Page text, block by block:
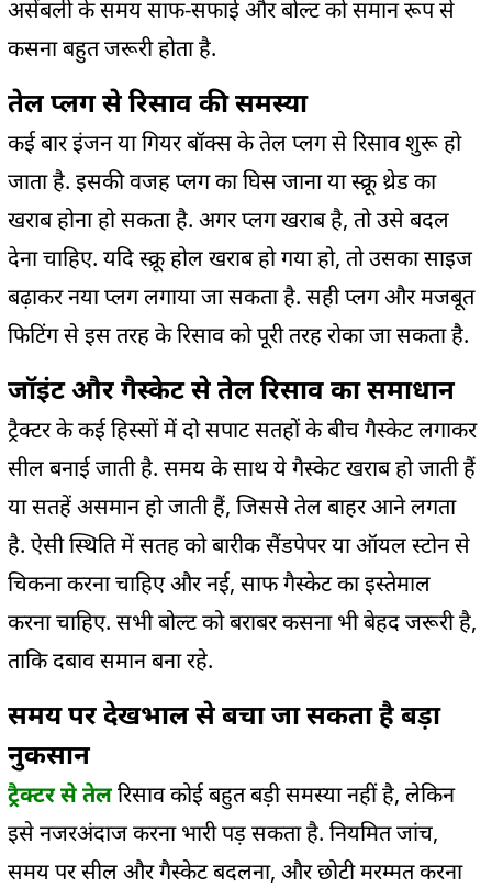
असेंबली के समय साफ-सफाई और बोल्ट को समान रूप से
कसना बहुत जरूरी होता है.
तेल प्लग से रिसाव की समस्या
कई बार इंजन या गियर बॉक्स के तेल प्लग से रिसाव शुरू हो
जाता है. इसकी वजह प्लग का घिस जाना या स्क्रू थ्रेड का
खराब होना हो सकता है. अगर प्लग खराब है, तो उसे बदल
देना चाहिए. यदि स्क्रू होल खराब हो गया हो, तो उसका साइज
बढ़ाकर नया प्लग लगाया जा सकता है. सही प्लग और मजबूत
फिटिंग से इस तरह के रिसाव को पूरी तरह रोका जा सकता है.
जॉइंट और गैस्केट से तेल रिसाव का समाधान
ट्रैक्टर के कई हिस्सों में दो सपाट सतहों के बीच गैस्केट लगाकर
सील बनाई जाती है. समय के साथ ये गैस्केट खराब हो जाती हैं
या सतहें असमान हो जाती हैं, जिससे तेल बाहर आने लगता
है. ऐसी स्थिति में सतह को बारीक सैंडपेपर या ऑयल स्टोन से
चिकना करना चाहिए और नई, साफ गैस्केट का इस्तेमाल
करना चाहिए. सभी बोल्ट को बराबर कसना भी बेहद जरूरी है,
ताकि दबाव समान बना रहे.
समय पर देखभाल से बचा जा सकता है बड़ा
नुकसान
ट्रैक्टर से तेलरिसाव कोई बहुत बड़ी समस्या नहीं है, लेकिन
इसे नजरअंदाज करना भारी पड़ सकता है. नियमित जांच,
समय पर सील और गैस्केट बदलना, और छोटी मरम्मत करना